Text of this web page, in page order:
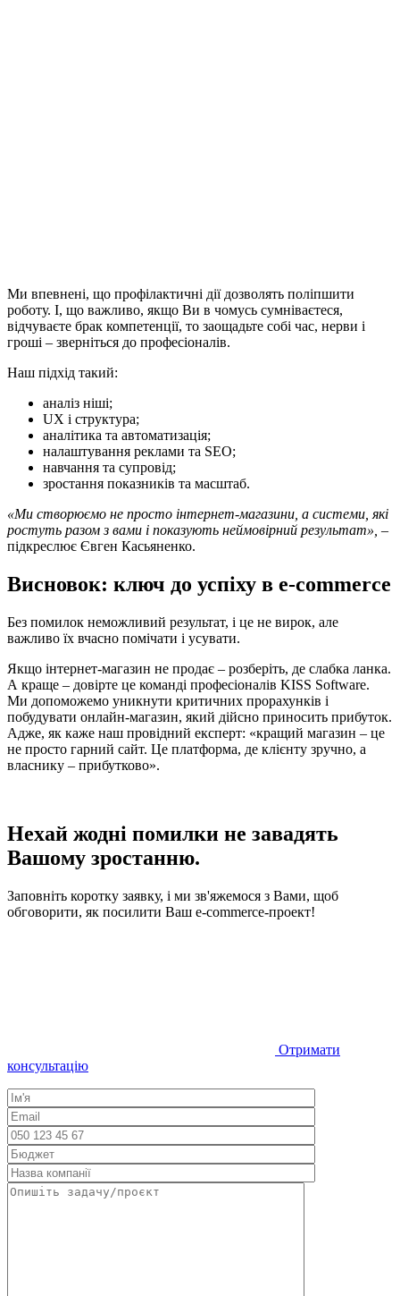
Ми впевнені, що профілактичні дії дозволять поліпшити
роботу. І, що важливо, якщо Ви в чомусь сумніваєтеся,
відчуваєте брак компетенції, то заощадьте собі час, нерви і
гроші – зверніться до професіоналів.
Наш підхід такий:
аналіз ніші;
UX і структура;
аналітика та автоматизація;
налаштування реклами та SEO;
навчання та супровід;
зростання показників та масштаб.
«Ми створюємо не просто інтернет-магазини, а системи, які
ростуть разом з вами і показують неймовірний результат», –
підкреслює Євген Касьяненко.
Висновок: ключ до успіху в e-commerce
Без помилок неможливий результат, і це не вирок, але
важливо їх вчасно помічати і усувати.
Якщо інтернет-магазин не продає – розберіть, де слабка ланка.
А краще – довірте це команді професіоналів KISS Software.
Ми допоможемо уникнути критичних прорахунків і
побудувати онлайн-магазин, який дійсно приносить прибуток.
Адже, як каже наш провідний експерт: «кращий магазин – це
не просто гарний сайт. Це платформа, де клієнту зручно, а
власнику – прибутково».
Нехай жодні помилки не завадять
Вашому зростанню.
Заповніть коротку заявку, і ми зв'яжемося з Вами, щоб
обговорити, як посилити Ваш e-commerce-проект!
Отримати
консультацію